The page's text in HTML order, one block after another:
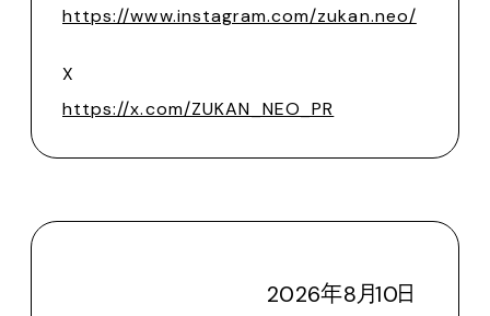
https://www.instagram.com/zukan.neo/
X
https://x.com/ZUKAN_NEO_PR
2026年8月10日